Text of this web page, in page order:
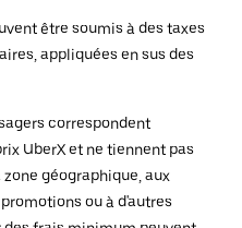
être soumis à des taxes
appliquées en sus des
correspondent
UberX et ne tiennent pas
géographique, aux
ou à d'autres